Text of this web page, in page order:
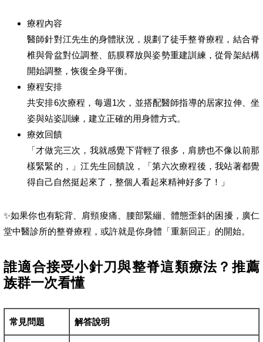
療程內容
醫師針對江先生的身體狀況，規劃了徒手整脊療程，結合脊
椎與骨盆對位調整、筋膜釋放與姿勢重建訓練，從骨架結構
開始調整，恢復全身平衡。
療程安排
共安排6次療程，每週1次，並搭配醫師指導的居家拉伸、坐
姿與站姿訓練，建立正確的用身體方式。
療效回饋
「才做完三次，我就感覺下背輕了很多，肩膀也不像以前那
樣緊緊的，」江先生回饋說，「第六次療程後，我站著都覺
得自己自然挺起來了，整個人看起來精神好多了！」
✨如果你也有駝背、肩頸痠痛、腰部緊繃、體態歪斜的困擾，廣仁
堂中醫診所的整脊療程，或許就是你身體「重新回正」的開始。
誰適合接受小針刀與整脊這類療法？推薦
族群一次看懂
常見問題 解答說明